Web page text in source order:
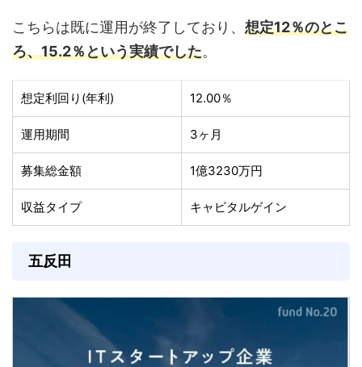
こちらは既に運用が終了しており、 想定12％のとこ
ろ、15.2％という実績でした。
想定利回り(年利) 12.00％
運用期間 3ヶ月
募集総金額 1億3230万円
収益タイプ キャピタルゲイン
五反田